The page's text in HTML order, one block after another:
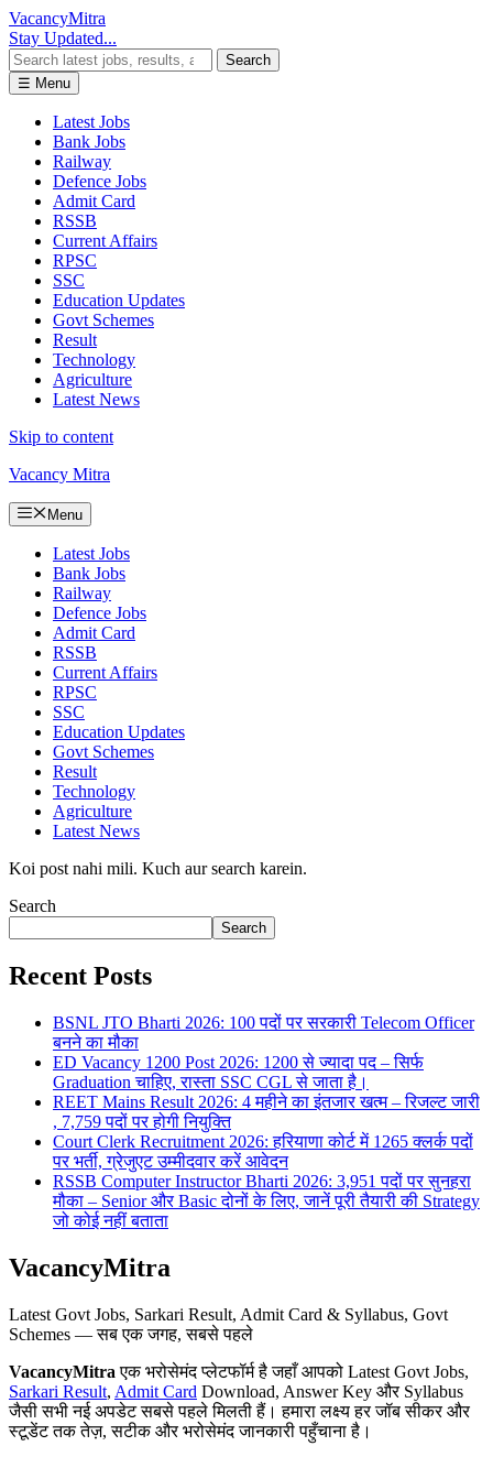
VacancyMitra
Stay Updated...
Search
☰ Menu
Latest Jobs
Bank Jobs
Railway
Defence Jobs
Admit Card
RSSB
Current Affairs
RPSC
SSC
Education Updates
Govt Schemes
Result
Technology
Agriculture
Latest News
Skip to content
Vacancy Mitra
Menu
Latest Jobs
Bank Jobs
Railway
Defence Jobs
Admit Card
RSSB
Current Affairs
RPSC
SSC
Education Updates
Govt Schemes
Result
Technology
Agriculture
Latest News
Koi post nahi mili. Kuch aur search karein.
Search
Search
Recent Posts
BSNL JTO Bharti 2026: 100 पदों पर सरकारी Telecom Officer
बनने का मौका
ED Vacancy 1200 Post 2026: 1200 से ज्यादा पद – सिर्फ
Graduation चाहिए, रास्ता SSC CGL से जाता है।
REET Mains Result 2026: 4 महीने का इंतजार खत्म – रिजल्ट जारी
, 7,759 पदों पर होगी नियुक्ति
Court Clerk Recruitment 2026: हरियाणा कोर्ट में 1265 क्लर्क पदों
पर भर्ती, ग्रेजुएट उम्मीदवार करें आवेदन
RSSB Computer Instructor Bharti 2026: 3,951 पदों पर सुनहरा
मौका – Senior और Basic दोनों के लिए, जानें पूरी तैयारी की Strategy
जो कोई नहीं बताता
VacancyMitra
Latest Govt Jobs, Sarkari Result, Admit Card & Syllabus, Govt
Schemes — सब एक जगह, सबसे पहले
VacancyMitra एक भरोसेमंद प्लेटफॉर्म है जहाँ आपको Latest Govt Jobs,
Sarkari Result, Admit Card Download, Answer Key और Syllabus
जैसी सभी नई अपडेट सबसे पहले मिलती हैं। हमारा लक्ष्य हर जॉब सीकर और
स्टूडेंट तक तेज़, सटीक और भरोसेमंद जानकारी पहुँचाना है।